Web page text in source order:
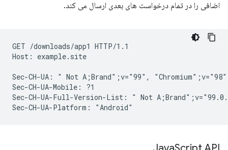
اضافی را در تمام درخواست های بعدی ارسال می کند.
GET /downloads/app1 HTTP/1.1
Host: example.site
Sec-CH-UA: " Not A;Brand";v="99",
Sec-CH-UA-Mobile: ?1
Sec-CH-UA-Full-Version-List: " Not